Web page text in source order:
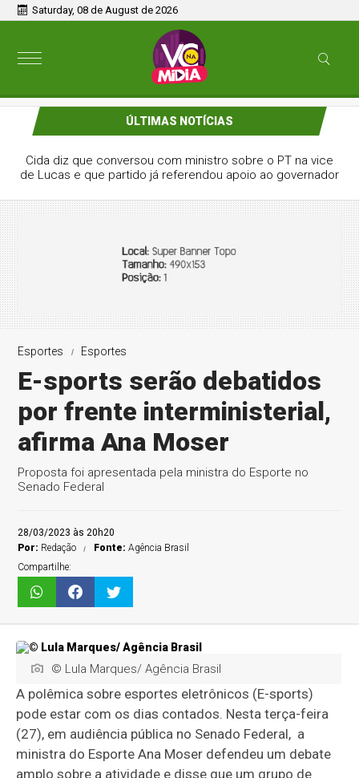
Saturday, 08 de August de 2026
ÚLTIMAS NOTÍCIAS
Cida diz que conversou com ministro sobre o PT na vice
de Lucas e que partido já referendou apoio ao governador
Esportes Esportes
E-sports serão debatidos
por frente interministerial,
afirma Ana Moser
Proposta foi apresentada pela ministra do Esporte no
Senado Federal
28/03/2023 às 20h20
Por: Redação Fonte:Agência Brasil
Compartilhe:
© Lula Marques/ Agência Brasil
A polêmica sobre esportes eletrônicos (E-sports)
pode estar com os dias contados. Nesta terça-feira
(27), em audiência pública no Senado Federal, a
ministra do Esporte Ana Moser defendeu um debate
amplo sobre a atividade e disse que um grupo de